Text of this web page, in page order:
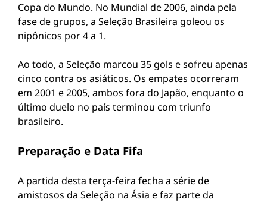
Copa do Mundo. No Mundial de 2006, ainda pela
fase de grupos, a Seleção Brasileira goleou os
nipônicos por 4 a 1.
Ao todo, a Seleção marcou 35 gols e sofreu apenas
cinco contra os asiáticos. Os empates ocorreram
em 2001 e 2005, ambos fora do Japão, enquanto o
último duelo no país terminou com triunfo
brasileiro.
Preparação e Data Fifa
A partida desta terça-feira fecha a série de
amistosos da Seleção na Ásia e faz parte da